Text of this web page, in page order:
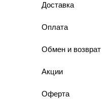
Доставка
Оплата
Обмен и возврат
Акции
Оферта